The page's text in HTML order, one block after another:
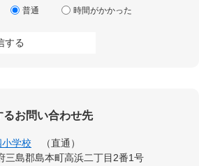
普通 時間がかかった
るお問い合わせ先
学校
直通
三島郡島本町高浜二丁目2番1号